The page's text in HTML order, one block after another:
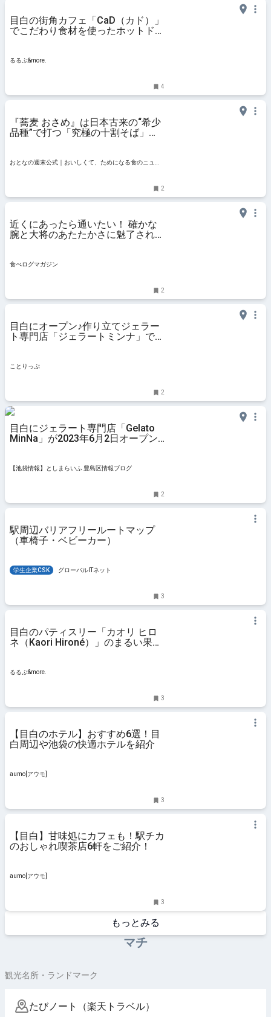
目白の街角カフェ「CaD（カド）」
でこだわり食材を使ったホットドッ
るるぶ&more.
4
『蕎麦 おさめ』は日本古来の“希少
品種”で打つ「究極の十割そば」が
の週末公式｜おいしくて、ためにな
おとなの週末公式｜おいしくて、ためになる食のニュー
2
近くにあったら通いたい！ 確かな
腕と大将のあたたかさに魅了される
食べログマガジン
2
目白にオープン♪作り立てジェラー
ト専門店「ジェラートミンナ」で本
ことりっぷ
2
目白にジェラート専門店「Gelato
MinNa」が2023年6月2日オープン
【池袋情報】としまらいふ 豊島区情報ブログ
2
駅周辺バリアフリールートマップ
（車椅子・ベビーカー）
学生企業CSK グローバルITネット
3
目白のパティスリー「カオリ ヒロ
ネ（Kaori Hironé）」のまるい果物
るるぶ&more.
3
【目白のホテル】おすすめ6選！目
白周辺や池袋の快適ホテルを紹介
aumo[アウモ]
3
【目白】甘味処にカフェも！駅チカ
のおしゃれ喫茶店6軒をご紹介！
aumo[アウモ]
3
もっとみる
マチ
観光名所・ランドマーク
たびノート（楽天トラベル）